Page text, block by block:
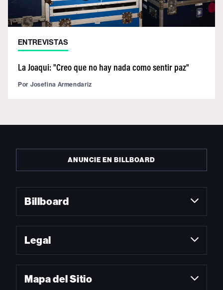
ENTREVISTAS
La Joaqui: "Creo que no hay nada como sentir paz"
Por Josefina Armendariz
ANUNCIE EN BILLBOARD
Billboard
Legal
Mapa del Sitio